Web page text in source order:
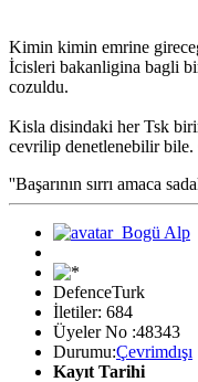
Kimin kimin emrine
İcisleri bakanligina bagli
cozuldu.
Kisla disindaki her Tsk
cevrilip denetlenebilir bile.
''Başarının sırrı amaca
DefenceTurk
İletiler: 684
Üyeler No :48343
Durumu:Çevrimdışı
Kayıt Tarihi